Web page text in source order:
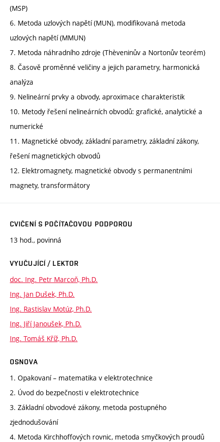
(MSP)
6. Metoda uzlových napětí (MUN), modifikovaná metoda
uzlových napětí (MMUN)
7. Metoda náhradního zdroje (Thèveninův a Nortonův teorém)
8. Časově proměnné veličiny a jejich parametry, harmonická
analýza
9. Nelineární prvky a obvody, aproximace charakteristik
10. Metody řešení nelineárních obvodů: grafické, analytické a
numerické
11. Magnetické obvody, základní parametry, základní zákony,
řešení magnetických obvodů
12. Elektromagnety, magnetické obvody s permanentními
magnety, transformátory
CVIČENÍ S POČÍTAČOVOU PODPOROU
13 hod., povinná
VYUČUJÍCÍ / LEKTOR
doc. Ing. Petr Marcoň, Ph.D.
Ing. Jan Dušek, Ph.D.
Ing. Rastislav Motúz, Ph.D.
Ing. Jiří Janoušek, Ph.D.
Ing. Tomáš Kříž, Ph.D.
OSNOVA
1. Opakovaní – matematika v elektrotechnice
2. Úvod do bezpečnosti v elektrotechnice
3. Základní obvodové zákony, metoda postupného
zjednodušování
4. Metoda Kirchhoffových rovnic, metoda smyčkových proudů